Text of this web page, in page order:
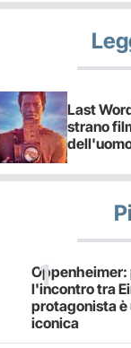
Last
strano
l'incontro tra
protagonista è
iconica